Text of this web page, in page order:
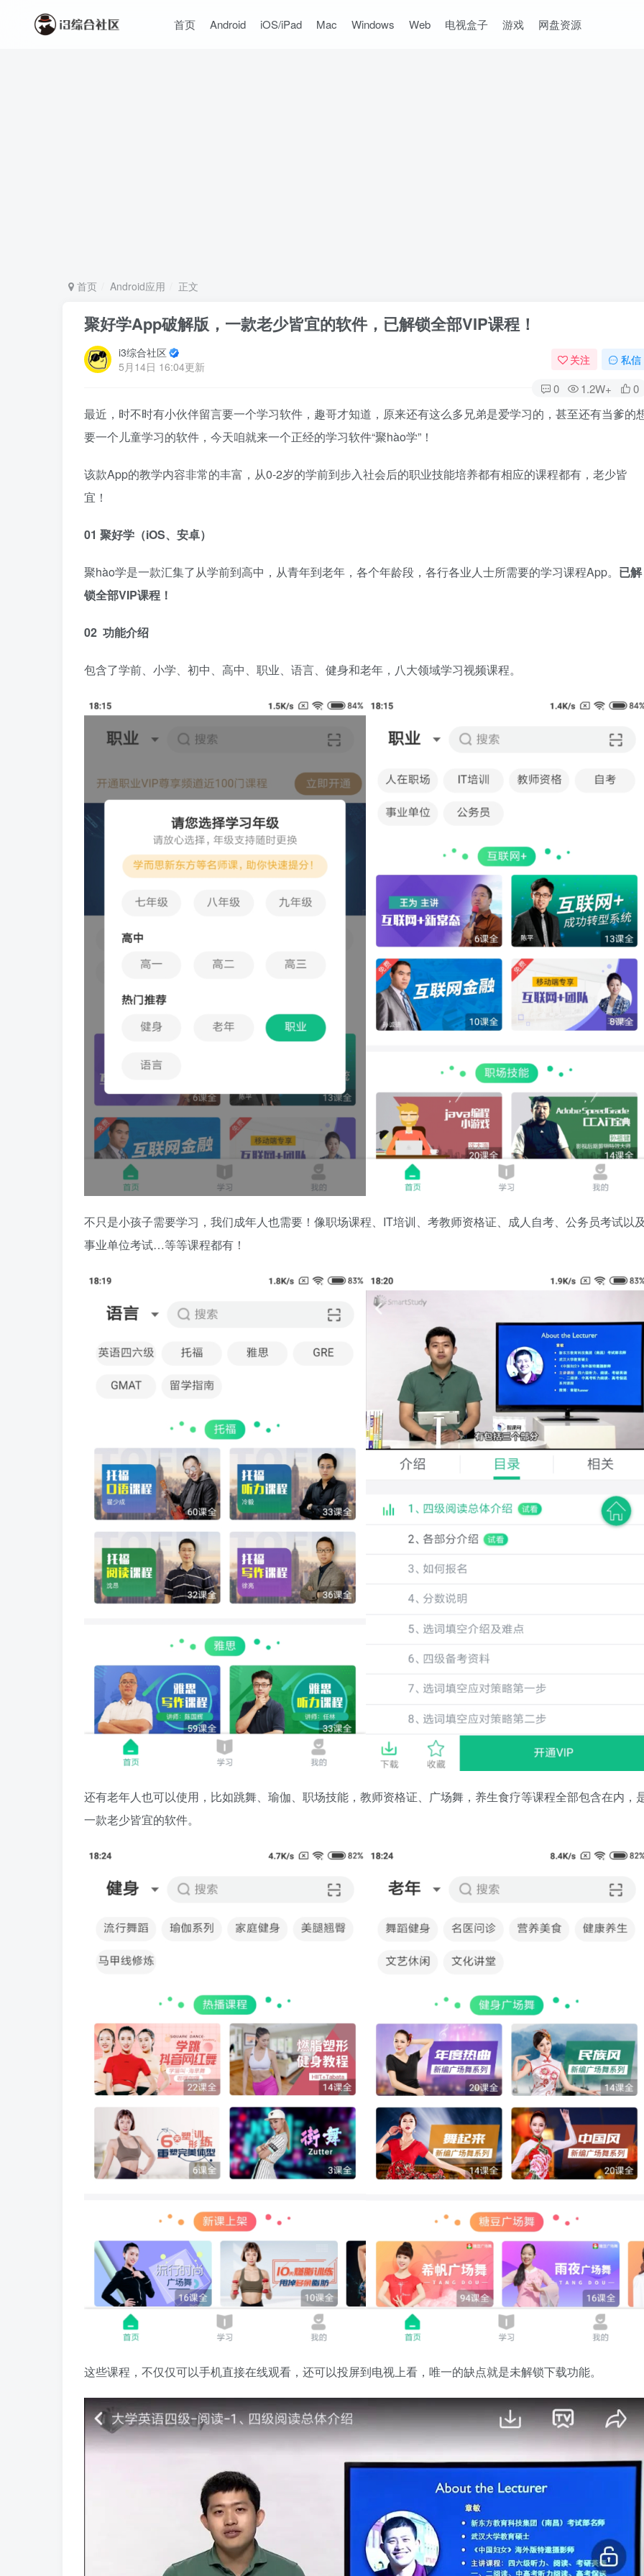
首页 Android iOS/iPad Mac Windows Web 电视盒子 游戏 网盘资源
首页 Android应用 正文
聚好学App破解版，一款老少皆宜的软件，已解锁全部VIP课程！
i3综合社区
5月14日 16:04更新
关注 私信
0 1.2W+ 0
最近，时不时有小伙伴留言要一个学习软件，趣哥才知道，原来还有这么多兄弟是爱学习的，甚至还有当爹的
要一个儿童学习的软件，今天咱就来一个正经的学习软件“聚hào学”！
该款App的教学内容非常的丰富，从0-2岁的学前到步入社会后的职业技能培养都有相应的课程都有，老少皆
宜！
01 聚好学（iOS、安卓）
聚hào学是一款汇集了从学前到高中，从青年到老年，各个年龄段，各行各业人士所需要的学习课程App。 已解
锁全部VIP课程！
02 功能介绍
包含了学前、小学、初中、高中、职业、语言、健身和老年，八大领域学习视频课程。
不只是小孩子需要学习，我们成年人也需要！像职场课程、IT培训、考教师资格证、成人自考、公务员考试以
事业单位考试…等等课程都有！
还有老年人也可以使用，比如跳舞、瑜伽、职场技能，教师资格证、广场舞，养生食疗等课程全部包含在内，
一款老少皆宜的软件。
这些课程，不仅仅可以手机直接在线观看，还可以投屏到电视上看，唯一的缺点就是未解锁下载功能。